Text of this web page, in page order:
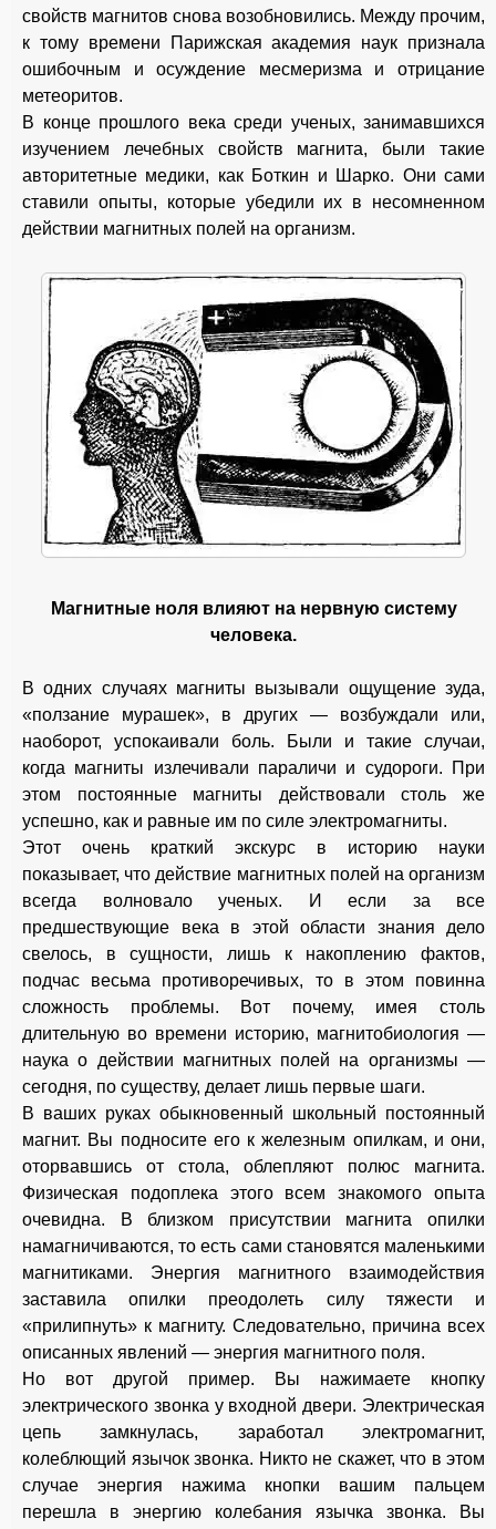
свойств магнитов снова возобновились. Между прочим,
к тому времени Парижская академия наук признала
ошибочным и осуждение месмеризма и отрицание
метеоритов.
В конце прошлого века среди ученых, занимавшихся
изучением лечебных свойств магнита, были такие
авторитетные медики, как Боткин и Шарко. Они сами
ставили опыты, которые убедили их в несомненном
действии магнитных полей на организм.
Магнитные ноля влияют на нервную систему
человека.
В одних случаях магниты вызывали ощущение зуда,
«ползание мурашек», в других — возбуждали или,
наоборот, успокаивали боль. Были и такие случаи,
когда магниты излечивали параличи и судороги. При
этом постоянные магниты действовали столь же
успешно, как и равные им по силе электромагниты.
Этот очень краткий экскурс в историю науки
показывает, что действие магнитных полей на организм
всегда волновало ученых. И если за все
предшествующие века в этой области знания дело
свелось, в сущности, лишь к накоплению фактов,
подчас весьма противоречивых, то в этом повинна
сложность проблемы. Вот почему, имея столь
длительную во времени историю, магнитобиология —
наука о действии магнитных полей на организмы —
сегодня, по существу, делает лишь первые шаги.
В ваших руках обыкновенный школьный постоянный
магнит. Вы подносите его к железным опилкам, и они,
оторвавшись от стола, облепляют полюс магнита.
Физическая подоплека этого всем знакомого опыта
очевидна. В близком присутствии магнита опилки
намагничиваются, то есть сами становятся маленькими
магнитиками. Энергия магнитного взаимодействия
заставила опилки преодолеть силу тяжести и
«прилипнуть» к магниту. Следовательно, причина всех
описанных явлений — энергия магнитного поля.
Но вот другой пример. Вы нажимаете кнопку
электрического звонка у входной двери. Электрическая
цепь замкнулась, заработал электромагнит,
колеблющий язычок звонка. Никто не скажет, что в этом
случае энергия нажима кнопки вашим пальцем
перешла в энергию колебания язычка звонка. Вы